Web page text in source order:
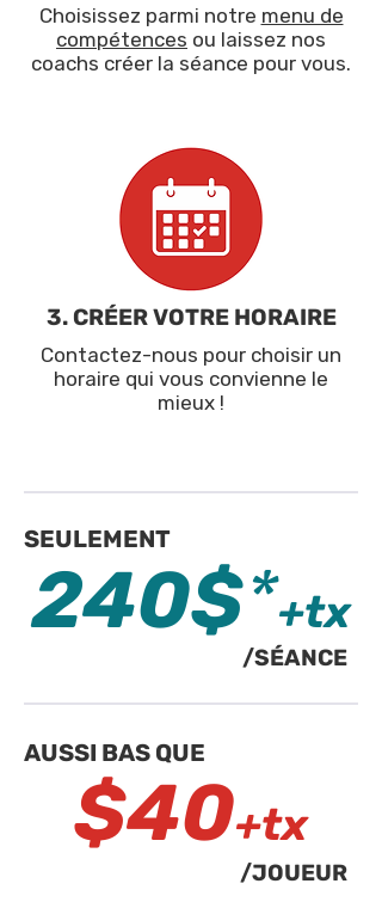
Choisissez parmi notre menu de
compétences ou laissez nos
coachs créer la séance pour vous.
3. CRÉER VOTRE HORAIRE
Contactez-nous pour choisir un
horaire qui vous convienne le
mieux !
SEULEMENT
240$*+tx
/SÉANCE
$40+tx
AUSSI BAS QUE
/JOUEUR